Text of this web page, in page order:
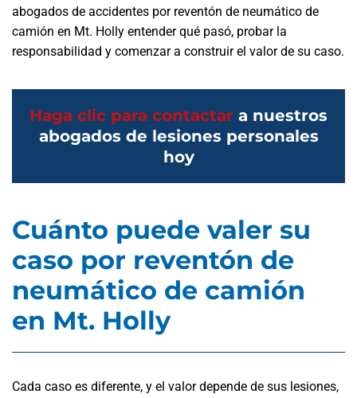
abogados de accidentes por reventón de neumático de
camión en Mt. Holly entender qué pasó, probar la
responsabilidad y comenzar a construir el valor de su caso.
Haga clic para contactar a nuestros
abogados de lesiones personales
hoy
Cuánto puede valer su
caso por reventón de
neumático de camión
en Mt. Holly
Cada caso es diferente, y el valor depende de sus lesiones,